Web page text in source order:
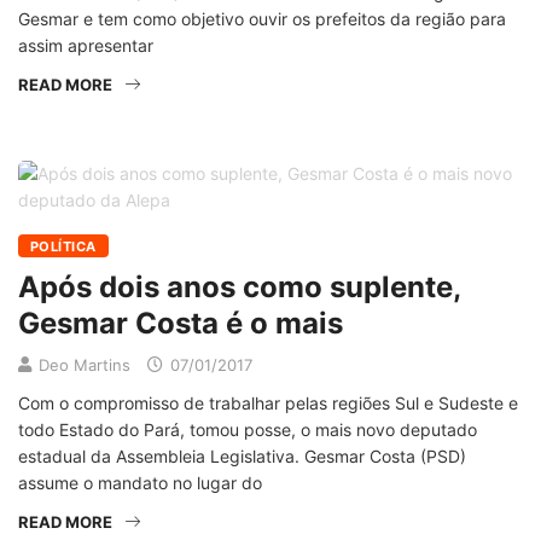
Gesmar e tem como objetivo ouvir os prefeitos da região para
assim apresentar
READ MORE
POLÍTICA
Após dois anos como suplente,
Gesmar Costa é o mais
Deo Martins 07/01/2017
Com o compromisso de trabalhar pelas regiões Sul e Sudeste e
todo Estado do Pará, tomou posse, o mais novo deputado
estadual da Assembleia Legislativa. Gesmar Costa (PSD)
assume o mandato no lugar do
READ MORE